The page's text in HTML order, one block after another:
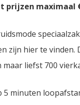
prijzen maximaal
zijn hier te
liefst 700
5 minuten